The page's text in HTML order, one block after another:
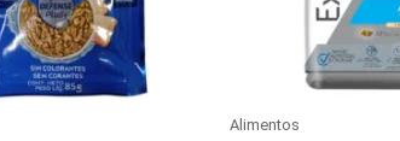
Alimentos